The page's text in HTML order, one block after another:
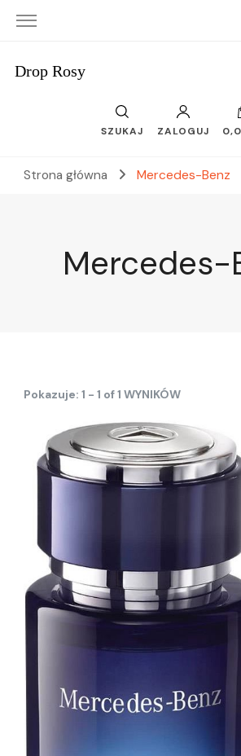
Drop Rosy
SZUKAJ ZALOGUJ
Strona główna Mercedes-Benz
Mercedes-
Pokazuje: 1 - 1 of 1 WYNIKÓW